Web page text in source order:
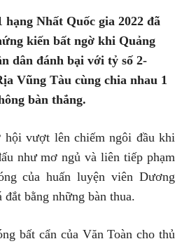
Nhất Quốc gia 2022 đã
kiến bất ngờ khi Quảng
dân đánh bại với tỷ số 2-
Vũng Tàu cùng chia nhau 1
bàn thắng.
hội vượt lên chiếm ngôi đầu khi
như mơ ngủ và liên tiếp phạm
của huấn luyện viên Dương
đắt bằng những bàn thua.
bất cẩn của Văn Toàn cho thủ